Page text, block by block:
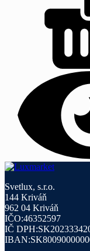
Svetlux, s.r.o.
144 Kriváň
962 04 Kriváň
IČO:46352597
IČ